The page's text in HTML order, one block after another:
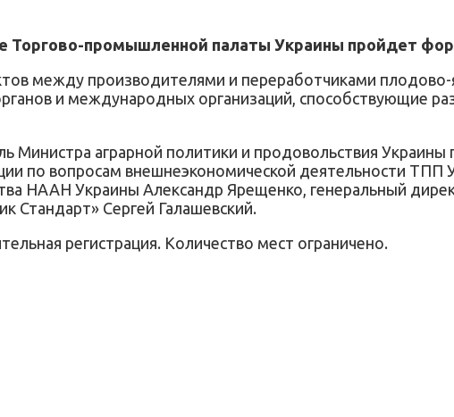
Торгово-промышленной палаты Украины пройдет
между производителями и переработчиками
и международных организаций, способствующие
Министра аграрной политики и продовольствия Украины
по вопросам внешнеэкономической деятельности ТПП
НААН Украины Александр Ярещенко, генеральный
Стандарт» Сергей Галашевский.
регистрация. Количество мест ограничено.